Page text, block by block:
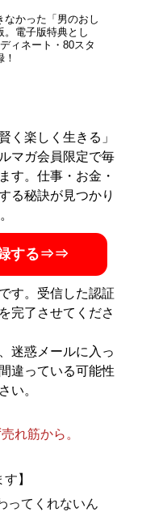
おしゃれに見せる
践編>
』
――人生は服で簡単
れる』
で簡単につくること
!
おしゃれに見せる
電子限定特典付き】
なかった「男のおし
。電子版特典とし
ィネート・80スタ
く楽しく生きる」
マガ会員限定で毎
す。仕事・お金・
る秘訣が見つかり
する⇒⇒
す。受信した認証
完了させてくださ
迷惑メールに入っ
違っている可能性
い。
れ筋から。
】
ってくれないん